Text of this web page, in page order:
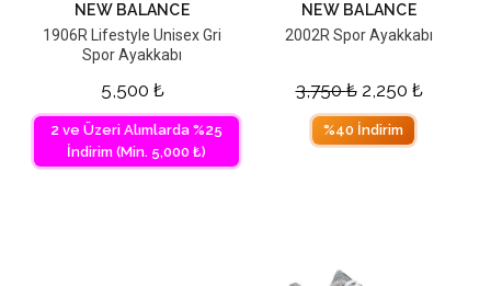
NEW BALANCE
1906R Lifestyle Unisex Gri
Spor Ayakkabı
5,500 ₺
2 ve Üzeri Alımlarda %25
İndirim (Min. 5,000 ₺)
NEW BALANCE
2002R Spor Ayakkabı
3,750₺ 2,250 ₺
%40 İndirim